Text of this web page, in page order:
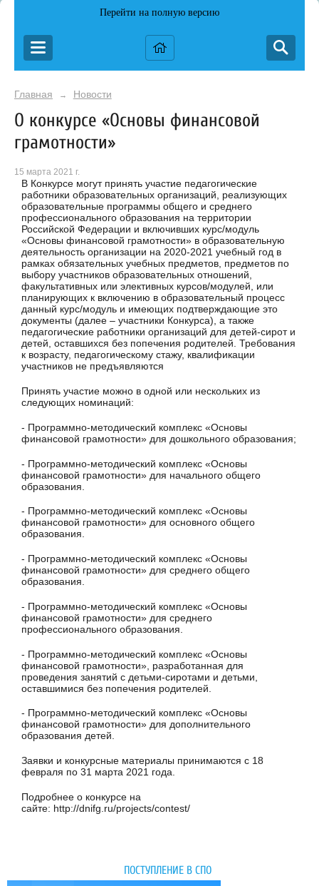
Перейти на полную версию
Главная → Новости
О конкурсе «Основы финансовой
грамотности»
15 марта 2021 г.
В Конкурсе могут принять участие педагогические
работники образовательных организаций, реализующих
образовательные программы общего и среднего
профессионального образования на территории
Российской Федерации и включивших курс/модуль
«Основы финансовой грамотности» в образовательную
деятельность организации на 2020-2021 учебный год в
рамках обязательных учебных предметов, предметов по
выбору участников образовательных отношений,
факультативных или элективных курсов/модулей, или
планирующих к включению в образовательный процесс
данный курс/модуль и имеющих подтверждающие это
документы (далее – участники Конкурса), а также
педагогические работники организаций для детей-сирот и
детей, оставшихся без попечения родителей. Требования
к возрасту, педагогическому стажу, квалификации
участников не предъявляются
Принять участие можно в одной или нескольких из
следующих номинаций:
- Программно-методический комплекс «Основы
финансовой грамотности» для дошкольного образования;
- Программно-методический комплекс «Основы
финансовой грамотности» для начального общего
образования.
- Программно-методический комплекс «Основы
финансовой грамотности» для основного общего
образования.
- Программно-методический комплекс «Основы
финансовой грамотности» для среднего общего
образования.
- Программно-методический комплекс «Основы
финансовой грамотности» для среднего
профессионального образования.
- Программно-методический комплекс «Основы
финансовой грамотности», разработанная для
проведения занятий с детьми-сиротами и детьми,
оставшимися без попечения родителей.
- Программно-методический комплекс «Основы
финансовой грамотности» для дополнительного
образования детей.
Заявки и конкурсные материалы принимаются с 18
февраля по 31 марта 2021 года.
Подробнее о конкурсе на
сайте: http://dnifg.ru/projects/contest/
ПОСТУПЛЕНИЕ В СПО